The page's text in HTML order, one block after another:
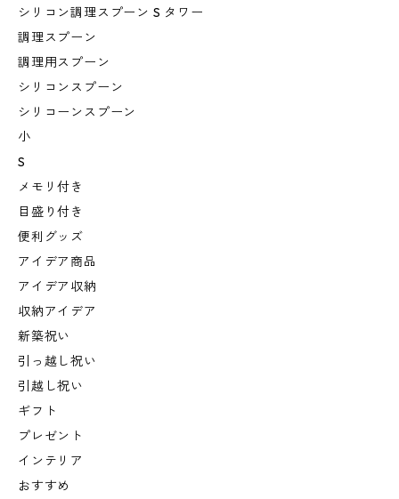
シリコン調理スプーン S タワー
調理スプーン
調理用スプーン
シリコンスプーン
シリコーンスプーン
小
S
メモリ付き
目盛り付き
便利グッズ
アイデア商品
アイデア収納
収納アイデア
新築祝い
引っ越し祝い
引越し祝い
ギフト
プレゼント
インテリア
おすすめ